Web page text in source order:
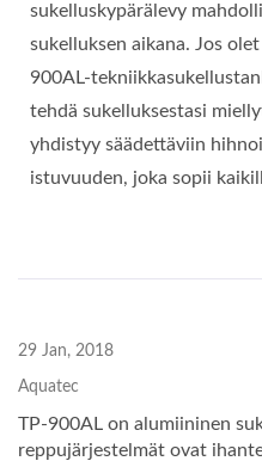
sukelluskypärälevy
sukelluksen aikana. Jos
900AL-
tehdä sukelluksestasi
yhdistyy säädettäviin
istuvuuden, joka sopii
29 Jan, 2018
Aquatec
TP-900AL on alumiininen
reppujärjestelmät ovat